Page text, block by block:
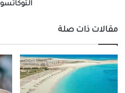
التوكاتسو
مقالات ذات صلة